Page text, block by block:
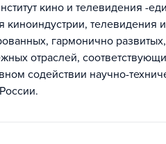
кино и телевидения -
киноиндустрии,
гармонично
отраслей,
содействии научно-